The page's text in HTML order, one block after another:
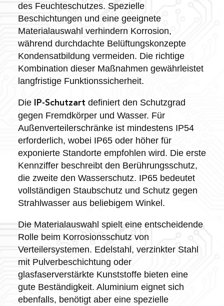
des Feuchteschutzes. Spezielle
Beschichtungen und eine geeignete
Materialauswahl verhindern Korrosion,
während durchdachte Belüftungskonzepte
Kondensatbildung vermeiden. Die richtige
Kombination dieser Maßnahmen gewährleistet
langfristige Funktionssicherheit.
Die IP-Schutzart definiert den Schutzgrad
gegen Fremdkörper und Wasser. Für
Außenverteilerschränke ist mindestens IP54
erforderlich, wobei IP65 oder höher für
exponierte Standorte empfohlen wird. Die erste
Kennziffer beschreibt den Berührungsschutz,
die zweite den Wasserschutz. IP65 bedeutet
vollständigen Staubschutz und Schutz gegen
Strahlwasser aus beliebigem Winkel.
Die Materialauswahl spielt eine entscheidende
Rolle beim Korrosionsschutz von
Verteilersystemen. Edelstahl, verzinkter Stahl
mit Pulverbeschichtung oder
glasfaserverstärkte Kunststoffe bieten eine
gute Beständigkeit. Aluminium eignet sich
ebenfalls, benötigt aber eine spezielle